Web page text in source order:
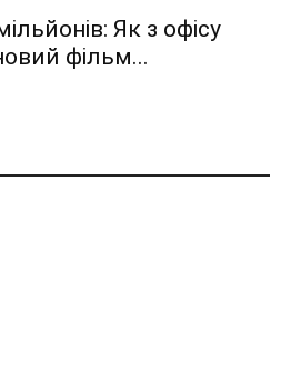
Як з офісу
фільм...